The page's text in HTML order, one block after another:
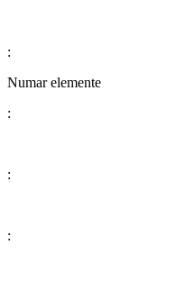
:
Numar elemente
:
:
: